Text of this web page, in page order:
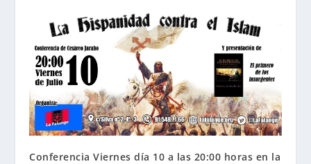
Conferencia Viernes día 10 a las 20:00 horas en la